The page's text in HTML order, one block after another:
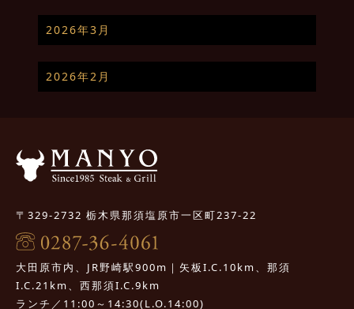
2026年3月
2026年2月
〒329-2732 栃木県那須塩原市一区町237-22
大田原市内、JR野崎駅900m｜矢板I.C.10km、那須
I.C.21km、西那須I.C.9km
ランチ／11:00～14:30(L.O.14:00)